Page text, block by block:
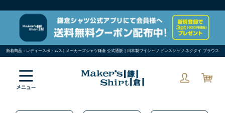
新着商品：レディースボトムス | メーカーズシャツ鎌倉 公式通販 | 日本製ワイシャツ ドレスシャツ ネクタイ ブラウス